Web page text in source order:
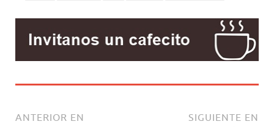
ANTERIOR EN
SIGUIENTE EN